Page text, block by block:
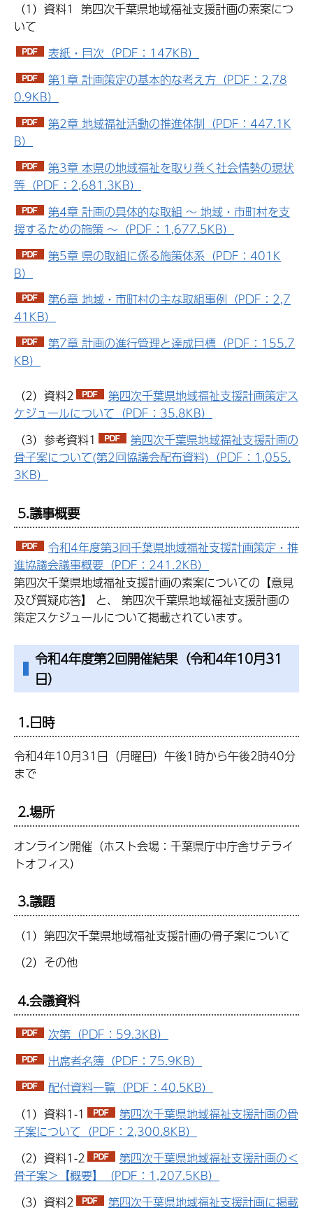
（1）資料1 第四次千葉県地域福祉支援計画の素案につ
いて
表紙・目次（PDF：147KB）
第1章 計画策定の基本的な考え方（PDF：2,78
0.9KB）
第2章 地域福祉活動の推進体制（PDF：447.1K
B）
第3章 本県の地域福祉を取り巻く社会情勢の現状
等（PDF：2,681.3KB）
第4章 計画の具体的な取組 ～ 地域・市町村を支
援するための施策 ～（PDF：1,677.5KB）
第5章 県の取組に係る施策体系（PDF：401K
B）
第6章 地域・市町村の主な取組事例（PDF：2,7
41KB）
第7章 計画の進行管理と達成目標（PDF：155.7
KB）
（2）資料2
第四次千葉県地域福祉支援計画策定ス
ケジュールについて（PDF：35.8KB）
（3）参考資料1
第四次千葉県地域福祉支援計画の
骨子案について(第2回協議会配布資料)（PDF：1,055.
3KB）
5.議事概要
令和4年度第3回千葉県地域福祉支援計画策定・推
進協議会議事概要（PDF：241.2KB）
第四次千葉県地域福祉支援計画の素案についての【意見
及び質疑応答】 と、 第四次千葉県地域福祉支援計画の
策定スケジュールについて掲載されています。
令和4年度第2回開催結果（令和4年10月31
日）
1.日時
令和4年10月31日（月曜日）午後1時から午後2時40分
まで
2.場所
オンライン開催（ホスト会場：千葉県庁中庁舎サテライ
トオフィス）
3.議題
（1）第四次千葉県地域福祉支援計画の骨子案について
（2）その他
4.会議資料
次第（PDF：59.3KB）
出席者名簿（PDF：75.9KB）
配付資料一覧（PDF：40.5KB）
（1）資料1-1
第四次千葉県地域福祉支援計画の骨
子案について（PDF：2,300.8KB）
（2）資料1-2
第四次千葉県地域福祉支援計画の＜
骨子案＞【概要】（PDF：1,207.5KB）
（3）資料2
第四次千葉県地域福祉支援計画に掲載